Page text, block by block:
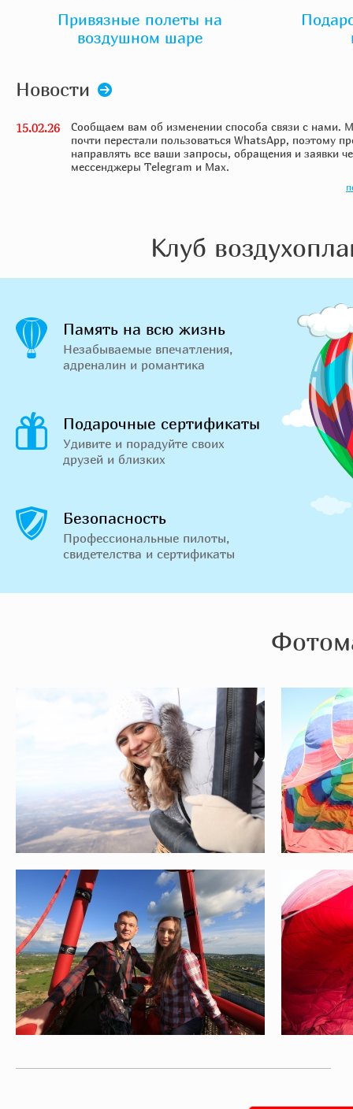
Привязные полеты на
воздушном шаре
Новости
15.02.26
Сообщаем вам об изменении способа связи с нами.
почти перестали пользоваться WhatsApp, поэтому
направлять все ваши запросы, обращения и заявки
мессенджеры Telegram и Max.
Клуб
Память на всю жизнь
Незабываемые впечатления,
адреналин и романтика
Подарочные сертификаты
Удивите и порадуйте своих
друзей и близких
Безопасность
Профессиональные пилоты,
свидетелства и сертификаты